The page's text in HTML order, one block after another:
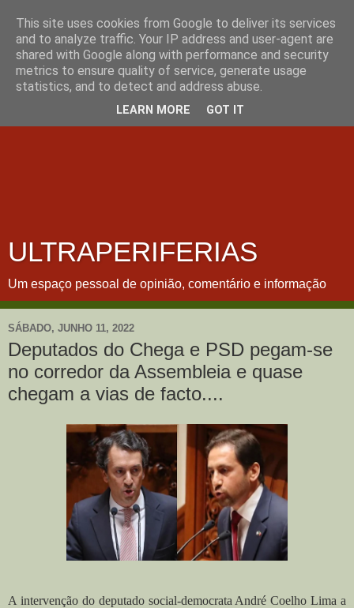
ULTRAPERIFERIAS
Um espaço pessoal de opinião, comentário e informação
SÁBADO, JUNHO 11, 2022
Deputados do Chega e PSD pegam-se
no corredor da Assembleia e quase
chegam a vias de facto....
A intervenção do deputado social-democrata André Coelho Lima a
This site uses cookies from Google to deliver its services
and to analyze traffic. Your IP address and user-agent are
shared with Google along with performance and security
metrics to ensure quality of service, generate usage
statistics, and to detect and address abuse.
LEARN MORE GOT IT